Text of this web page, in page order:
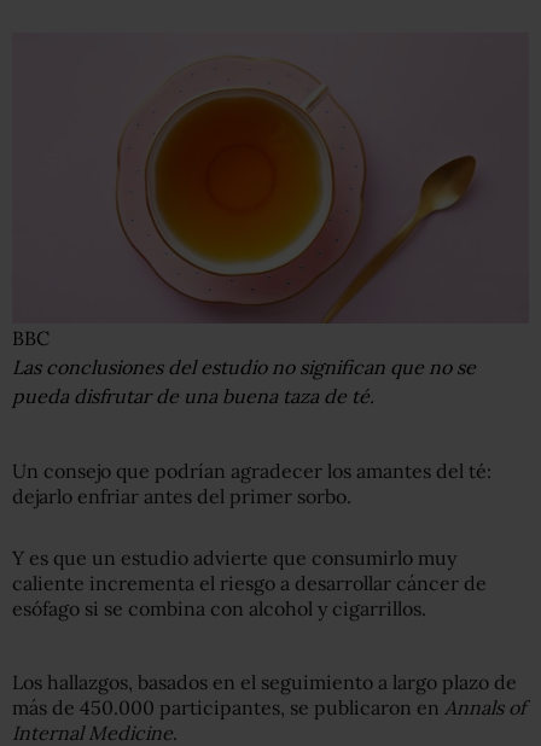
BBC
Las conclusiones del estudio no significan que no se
pueda disfrutar de una buena taza de té.
Un consejo que podrían agradecer los amantes del té:
dejarlo enfriar antes del primer sorbo.
Y es que un estudio advierte que consumirlo muy
caliente incrementa el riesgo a desarrollar cáncer de
esófago si se combina con alcohol y cigarrillos.
Los hallazgos, basados en el seguimiento a largo plazo de
más de 450.000 participantes, se publicaron en Annals of
Internal Medicine.